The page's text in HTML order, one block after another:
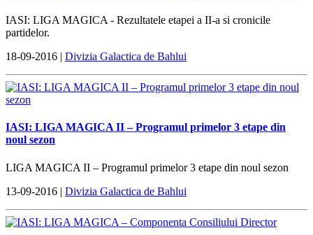
IASI: LIGA MAGICA - Rezultatele etapei a II-a si cronicile
partidelor.
18-09-2016 | Divizia Galactica de Bahlui
IASI: LIGA MAGICA II – Programul primelor 3 etape din
noul sezon
LIGA MAGICA II – Programul primelor 3 etape din noul sezon
13-09-2016 | Divizia Galactica de Bahlui